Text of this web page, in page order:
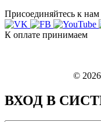
Присоединяйтесь к нам
К оплате принимаем
©
ВХОД В